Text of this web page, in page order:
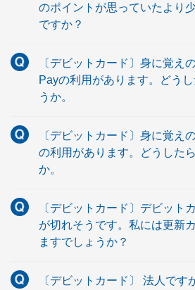
のポイントが思っていたより
ですか？
〔デビットカード〕身に覚え
Payの利用があります。どう
うか。
〔デビットカード〕身に覚え
の利用があります。どうした
か。
〔デビットカード〕デビット
が切れそうです。私には更新
ますでしょうか？
〔デビットカード〕 法人です